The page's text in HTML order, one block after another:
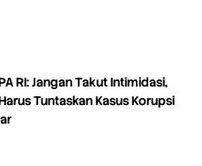
RI: Jangan Takut Intimidasi,
Tuntaskan Kasus Korupsi